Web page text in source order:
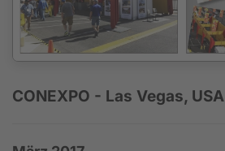
CONEXPO - Las Vegas, USA